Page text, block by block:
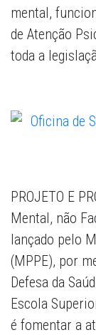
mental,
de Atenção
toda a
PROJETO E
Mental, não
lançado pelo
(MPPE), por
Defesa da
Escola
é fomentar a